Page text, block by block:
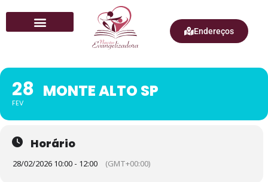
Endereços
28
FEV
MONTE ALTO SP
Horário
28/02/2026 10:00 - 12:00 (GMT+00:00)